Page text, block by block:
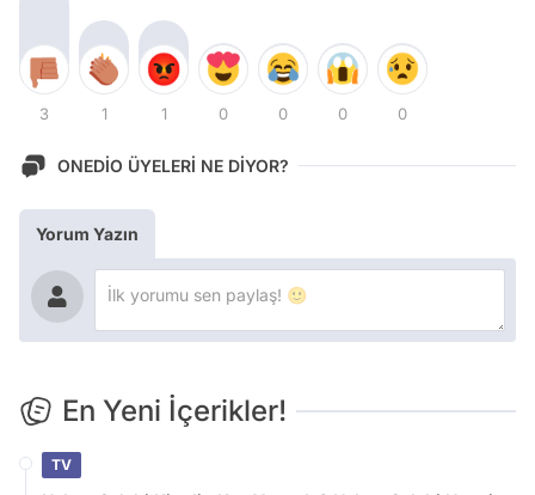
3 1 1 0 0 0 0
ONEDİO ÜYELERİ NE DİYOR?
Yorum Yazın
En Yeni İçerikler!
TV